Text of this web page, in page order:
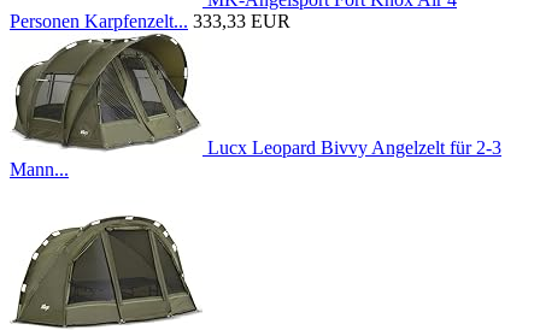
Personen Karpfenzelt... 333,33 EUR
Lucx Leopard Bivvy Angelzelt für 2-3
Mann...